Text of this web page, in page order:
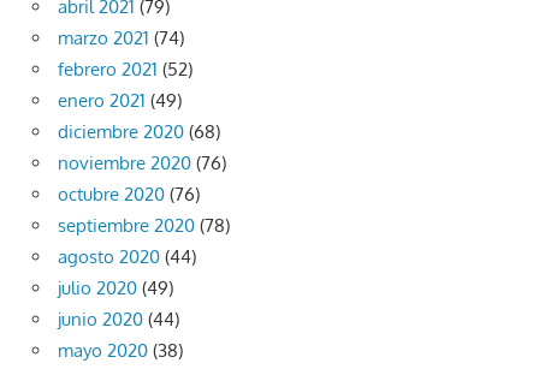
abril 2021 (79)
marzo 2021 (74)
febrero 2021 (52)
enero 2021 (49)
diciembre 2020 (68)
noviembre 2020 (76)
octubre 2020 (76)
septiembre 2020 (78)
agosto 2020 (44)
julio 2020 (49)
junio 2020 (44)
mayo 2020 (38)